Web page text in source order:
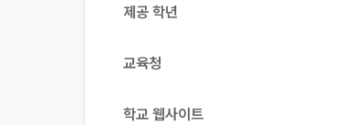
제공 학년
교육청
학교 웹사이트